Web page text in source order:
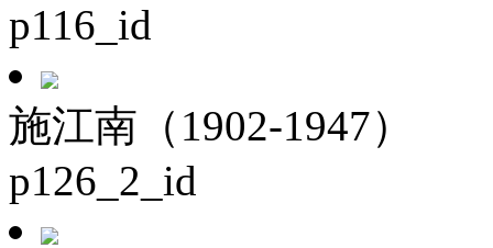
p116_id
施江南（1902-1947）
p126_2_id